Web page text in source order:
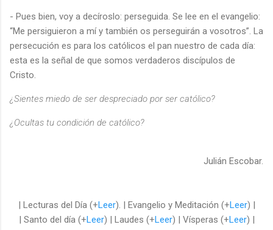
- Pues bien, voy a decíroslo: perseguida. Se lee en el evangelio:
“Me persiguieron a mí y también os perseguirán a vosotros”. La
persecución es para los católicos el pan nuestro de cada día:
esta es la señal de que somos verdaderos discípulos de
Cristo.
¿Sientes miedo de ser despreciado por ser católico?
¿Ocultas tu condición de católico?
Julián Escobar.
| Lecturas del Día (+Leer). | Evangelio y Meditación (+Leer) |
| Santo del día (+Leer) | Laudes (+Leer) | Vísperas (+Leer) |